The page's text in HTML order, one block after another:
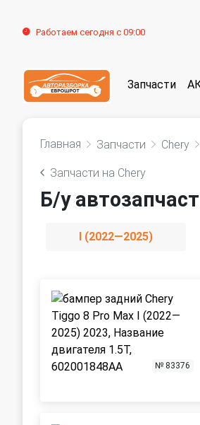
Работаем сегодня с 09:00
Запчасти
Главная Запчасти Chery
Запчасти на Chery
Б/у
I (2022—2025)
№ 83376